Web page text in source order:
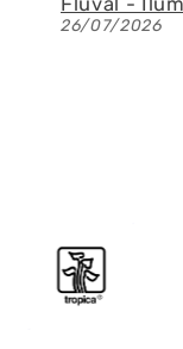
23/07/2026